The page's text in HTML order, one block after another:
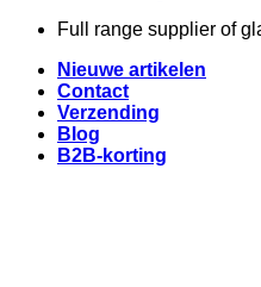
Full range supplier of
Nieuwe artikelen
Contact
Verzending
Blog
B2B-korting